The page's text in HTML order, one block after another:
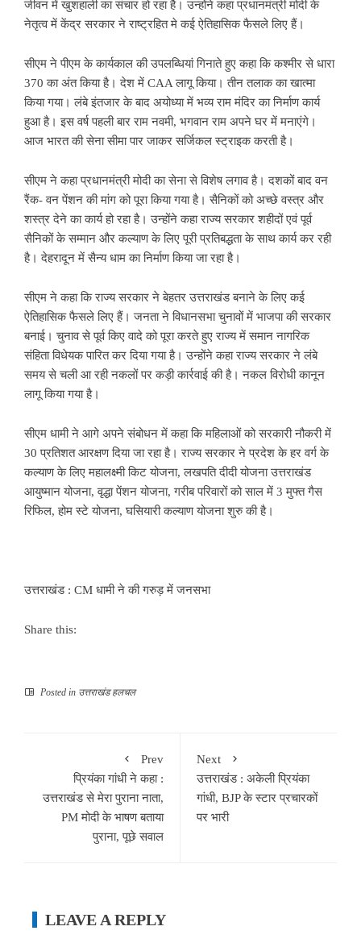
जीवन में खुशहाली का संचार हो रहा है। उन्होंने कहा प्रधानमंत्री मोदी के
नेतृत्व में केंद्र सरकार ने राष्ट्रहित मे कई ऐतिहासिक फैसले लिए हैं।
सीएम ने पीएम के कार्यकाल की उपलब्धियां गिनाते हुए कहा कि कश्मीर से धारा
370 का अंत किया है। देश में CAA लागू किया। तीन तलाक का खात्मा
किया गया। लंबे इंतजार के बाद अयोध्या में भव्य राम मंदिर का निर्माण कार्य
हुआ है। इस वर्ष पहली बार राम नवमी, भगवान राम अपने घर में मनाएंगे।
आज भारत की सेना सीमा पार जाकर सर्जिकल स्ट्राइक करती है।
सीएम ने कहा प्रधानमंत्री मोदी का सेना से विशेष लगाव है। दशकों बाद वन
रैंक- वन पेंशन की मांग को पूरा किया गया है। सैनिकों को अच्छे वस्त्र और
शस्त्र देने का कार्य हो रहा है। उन्होंने कहा राज्य सरकार शहीदों एवं पूर्व
सैनिकों के सम्मान और कल्याण के लिए पूरी प्रतिबद्धता के साथ कार्य कर रही
है। देहरादून में सैन्य धाम का निर्माण किया जा रहा है।
सीएम ने कहा कि राज्य सरकार ने बेहतर उत्तराखंड बनाने के लिए कई
ऐतिहासिक फैसले लिए हैं। जनता ने विधानसभा चुनावों में भाजपा की सरकार
बनाई। चुनाव से पूर्व किए वादे को पूरा करते हुए राज्य में समान नागरिक
संहिता विधेयक पारित कर दिया गया है। उन्होंने कहा राज्य सरकार ने लंबे
समय से चली आ रही नकलों पर कड़ी कार्रवाई की है। नकल विरोधी कानून
लागू किया गया है।
सीएम धामी ने आगे अपने संबोधन में कहा कि महिलाओं को सरकारी नौकरी में
30 प्रतिशत आरक्षण दिया जा रहा है। राज्य सरकार ने प्रदेश के हर वर्ग के
कल्याण के लिए महालक्ष्मी किट योजना, लखपति दीदी योजना उत्तराखंड
आयुष्मान योजना, वृद्धा पेंशन योजना, गरीब परिवारों को साल में 3 मुफ्त गैस
रिफिल, होम स्टे योजना, घसियारी कल्याण योजना शुरु की है।
उत्तराखंड : CM धामी ने की गरुड़ में जनसभा
Share this:
Posted in उत्तराखंड हलचल
Prev
प्रियंका गांधी ने कहा :
उत्तराखंड से मेरा पुराना नाता,
PM मोदी के भाषण बताया
पुराना, पूछे सवाल
Next
उत्तराखंड : अकेली प्रियंका
गांधी, BJP के स्टार प्रचारकों
पर भारी
LEAVE A REPLY